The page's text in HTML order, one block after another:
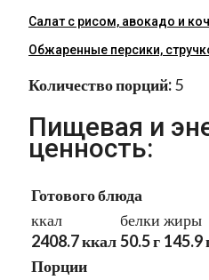
Салат с рисом, авокадо и
Обжаренные персики,
Количество порций:5
Пищевая и
ценность:
Готового блюда
ккал
2408.7 ккал
белки
50.5 г
жиры
145.9
Порции